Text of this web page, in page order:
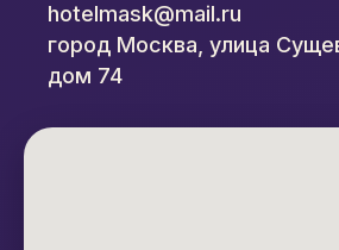
hotelmask@mail.ru
город Москва, улица
дом 74